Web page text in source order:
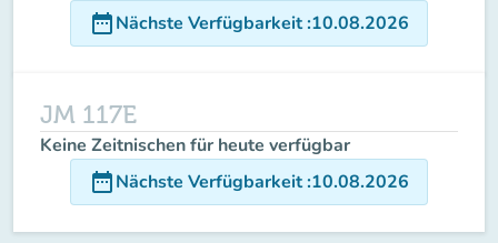
date_rangeNächste Verfügbarkeit:10.08.2026
JM 117E
Keine Zeitnischen für heute verfügbar
date_rangeNächste Verfügbarkeit:10.08.2026